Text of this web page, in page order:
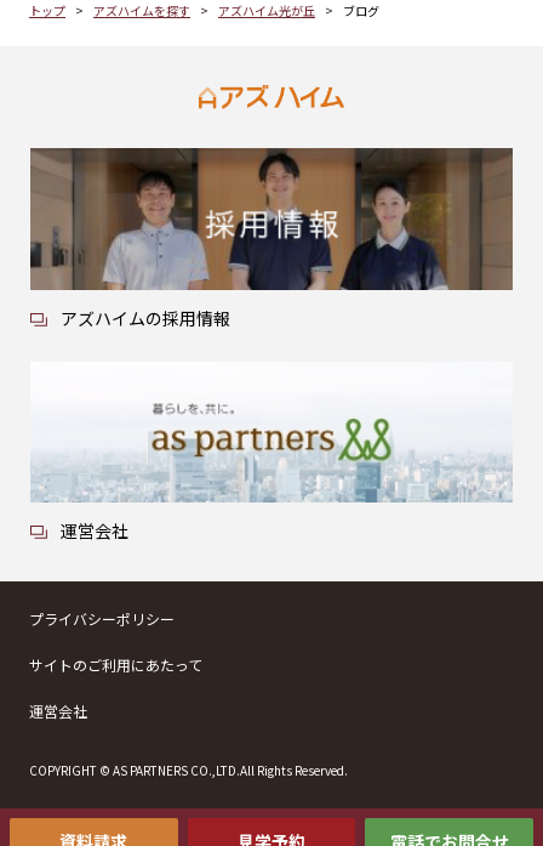
資料請求 見学予約 電話でお問合せ
トップ アズハイムを探す アズハイム光が丘 ブログ
アズハイムの採用情報
運営会社
プライバシーポリシー
サイトのご利用にあたって
運営会社
COPYRIGHT © AS PARTNERS CO.,LTD.All Rights Reserved.